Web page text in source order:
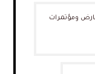
ومؤتمرات